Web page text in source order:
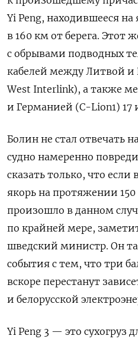
Yi Peng, находившееся на
в 160 км от берега. Этот
с обрывами подводных
кабелей между Литвой и
West Interlink), а также
и Германией (C-Lion1) 17
Болин не стал отвечать
судно намеренно
сказать только, что если
якорь на протяжении
произошло в данном
по крайней мере,
шведский министр. Он
события с тем, что три
вскоре перестанут
и белорусской
Yi Peng 3 — это сухогруз